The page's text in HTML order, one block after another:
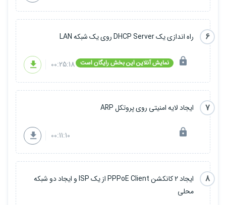
6 راه اندازی یک DHCP Server روی یک شبکه LAN
نمایش آنلاین این بخش رایگان است 00:25:18
7 ایجاد لایه امنیتی روی پروتکل ARP
00:11:10
8
ایجاد 2 کانکشن PPPoE Client از یک ISP و ایجاد دو شبکه
محلی